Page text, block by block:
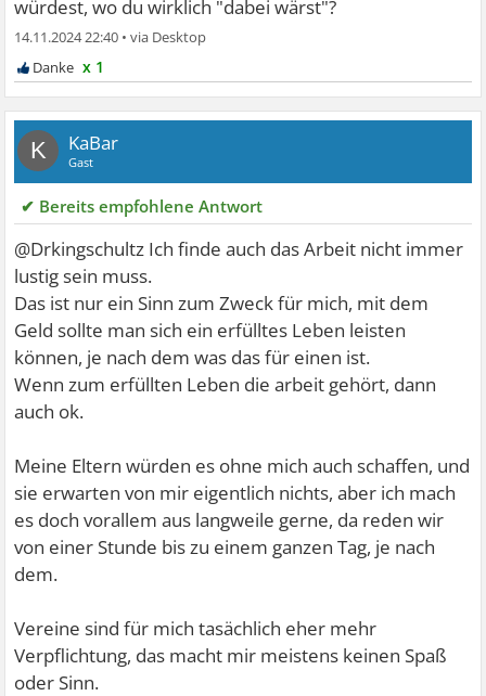
würdest, wo du wirklich "dabei wärst"?
14.11.2024 22:40 •
x 1
K KaBar
Gast
✔ Bereits empfohlene Antwort
@Drkingschultz Ich finde auch das Arbeit nicht immer
lustig sein muss.
Das ist nur ein Sinn zum Zweck für mich, mit dem
Geld sollte man sich ein erfülltes Leben leisten
können, je nach dem was das für einen ist.
Wenn zum erfüllten Leben die arbeit gehört, dann
auch ok.
Meine Eltern würden es ohne mich auch schaffen, und
sie erwarten von mir eigentlich nichts, aber ich mach
es doch vorallem aus langweile gerne, da reden wir
von einer Stunde bis zu einem ganzen Tag, je nach
dem.
Vereine sind für mich tasächlich eher mehr
Verpflichtung, das macht mir meistens keinen Spaß
oder Sinn.